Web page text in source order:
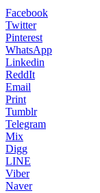
Facebook
Twitter
Pinterest
WhatsApp
Linkedin
ReddIt
Email
Print
Tumblr
Telegram
Mix
Digg
LINE
Viber
Naver